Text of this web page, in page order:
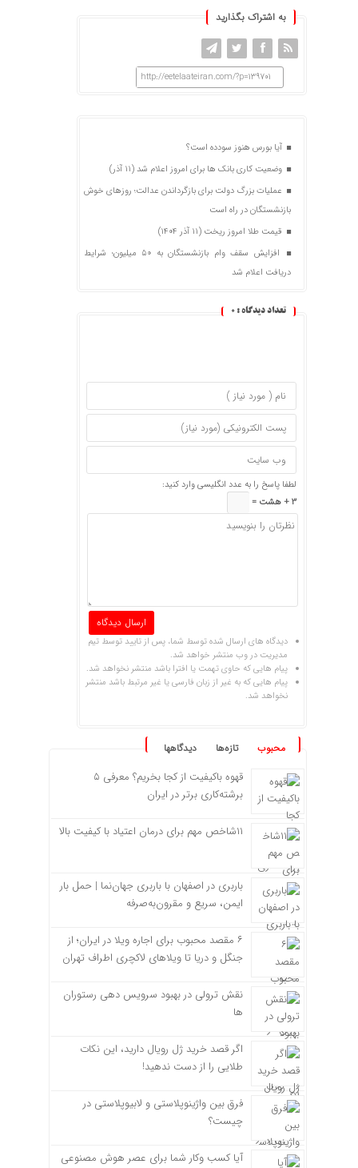
به اشتراک بگذارید
http://eetelaateiran.com/?p=139701
آیا بورس هنوز سودده است؟
وضعیت کاری بانک ها برای امروز اعلام شد (۱۱ آذر)
عملیات بزرگ دولت برای بازگرداندن عدالت؛ روزهای خوش
بازنشستگان در راه است
قیمت طلا امروز ریخت (۱۱ آذر ۱۴۰۴)
افزایش سقف وام بازنشستگان به ۵۰ میلیون؛ شرایط
دریافت اعلام شد
تعداد دیدگاه : 0
لطفا پاسخ را به عدد انگلیسی وارد کنید:
3 + هشت =
دیدگاه های ارسال شده توسط شما، پس از تایید توسط تیم
مدیریت در وب منتشر خواهد شد.
پیام هایی که حاوی تهمت یا افترا باشد منتشر نخواهد شد.
پیام هایی که به غیر از زبان فارسی یا غیر مرتبط باشد منتشر
نخواهد شد.
محبوب تازه‌ها دیدگاهها
قهوه باکیفیت از کجا بخریم؟ معرفی ۵
برشته‌کاری برتر در ایران
۱۱شاخص مهم برای درمان اعتیاد با کیفیت بالا
باربری در اصفهان با باربری جهان‌نما | حمل بار
ایمن، سریع و مقرون‌به‌صرفه
۶ مقصد محبوب برای اجاره ویلا در ایران؛ از
جنگل و دریا تا ویلاهای لاکچری اطراف تهران
نقش ترولی در بهبود سرویس دهی رستوران
ها
اگر قصد خرید ژل رویال دارید، این نکات
طلایی را از دست ندهید!
فرق بین واژینوپلاستی و لابیوپلاستی در
چیست؟
آیا کسب وکار شما برای عصر هوش مصنوعی